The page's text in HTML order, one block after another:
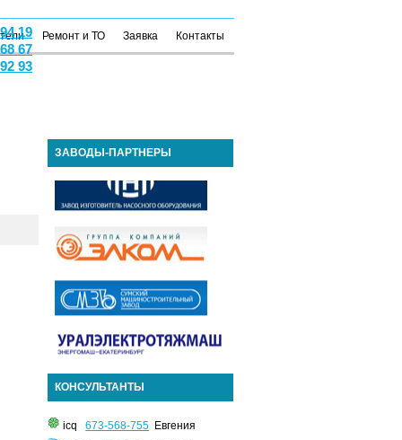
19
67
93
Ремонт и ТО Заявка Контакты
ЗАВОДЫ-ПАРТНЕРЫ
КОНСУЛЬТАНТЫ
icq673-568-755 Евгения